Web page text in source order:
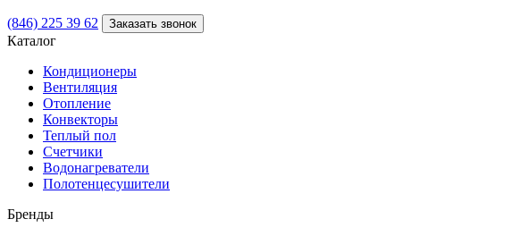
(846) 225 39 62 Заказать звонок
Каталог
Кондиционеры
Вентиляция
Отопление
Конвекторы
Теплый пол
Счетчики
Водонагреватели
Полотенцесушители
Бренды